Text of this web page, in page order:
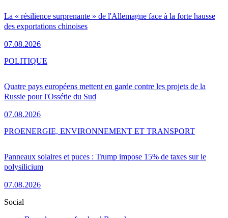
La « résilience surprenante » de l'Allemagne face à la forte hausse
des exportations chinoises
07.08.2026
Quatre pays européens mettent en garde contre les projets de la
Russie pour l'Ossétie du Sud
07.08.2026
POLITIQUE
Panneaux solaires et puces : Trump impose 15% de taxes sur le
polysilicium
07.08.2026
PROENERGIE, ENVIRONNEMENT ET TRANSPORT
Social